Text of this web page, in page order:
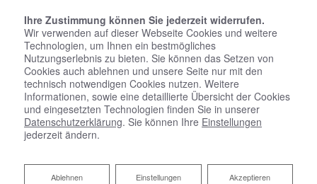
Wasserenthärtungsanlagen vom
Fachmann
Ihre Zustimmung können Sie jederzeit widerrufen.
Wir verwenden auf dieser Webseite Cookies und weitere
Technologien, um Ihnen ein bestmögliches
Nutzungserlebnis zu bieten. Sie können das Setzen von
Cookies auch ablehnen und unsere Seite nur mit den
technisch notwendigen Cookies nutzen. Weitere
Informationen, sowie eine detaillierte Übersicht der Cookies
und eingesetzten Technologien finden Sie in unserer
Datenschutzerklärung. Sie können Ihre Einstellungen
jederzeit ändern.
Akzeptieren
Einstellungen
Ablehnen
Ablehnen